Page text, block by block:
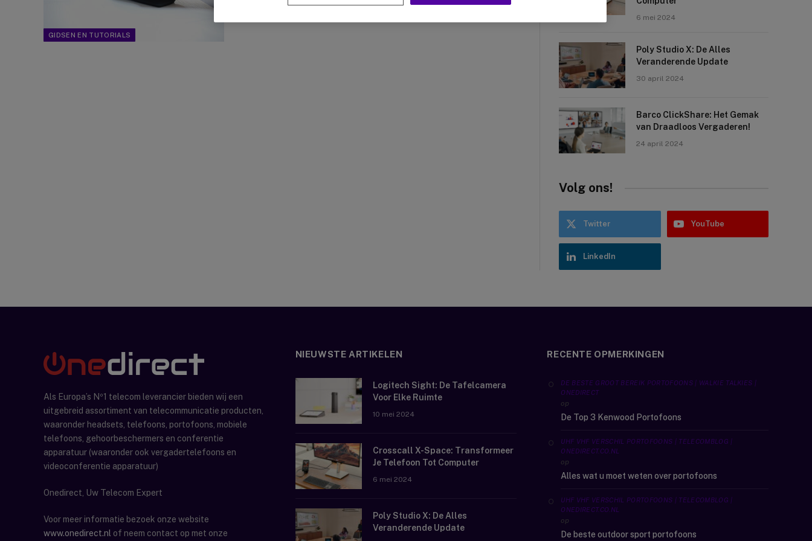
GIDSEN EN TUTORIALS
6 mei 2024
Poly Studio X: De Alles
Veranderende Update
30 april 2024
Barco ClickShare: Het Gemak
van Draadloos Vergaderen!
24 april 2024
Volg ons!
Twitter YouTube
LinkedIn
Als Europa’s Nº1 telecom leverancier bieden wij een
uitgebreid assortiment van telecommunicatie producten,
waaronder headsets, telefoons, portofoons, mobiele
telefoons, gehoorbeschermers en conferentie
apparatuur (waaronder ook vergadertelefoons en
videoconferentie apparatuur)
Onedirect, Uw Telecom Expert
Voor meer informatie bezoek onze website
www.onedirect.nl of neem contact op met onze
NIEUWSTE ARTIKELEN
Logitech Sight: De Tafelcamera
Voor Elke Ruimte
10 mei 2024
Crosscall X-Space: Transformeer
Je Telefoon Tot Computer
6 mei 2024
Poly Studio X: De Alles
Veranderende Update
RECENTE OPMERKINGEN
DE BESTE GROOT BEREIK PORTOFOONS | WALKIE TALKIES |
ONEDIRECT
op
De Top 3 Kenwood Portofoons
UHF VHF VERSCHIL PORTOFOONS | TELECOMBLOG |
ONEDIRECT.CO.NL
op
Alles wat u moet weten over portofoons
UHF VHF VERSCHIL PORTOFOONS | TELECOMBLOG |
ONEDIRECT.CO.NL
op
De beste outdoor sport portofoons